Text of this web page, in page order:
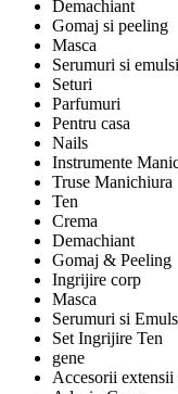
Demachiant
Gomaj si peeling
Masca
Serumuri si
Seturi
Parfumuri
Pentru casa
Nails
Instrumente
Truse Manichiura
Ten
Crema
Demachiant
Gomaj & Peeling
Ingrijire corp
Masca
Serumuri si
Set Ingrijire Ten
gene
Accesorii extensii